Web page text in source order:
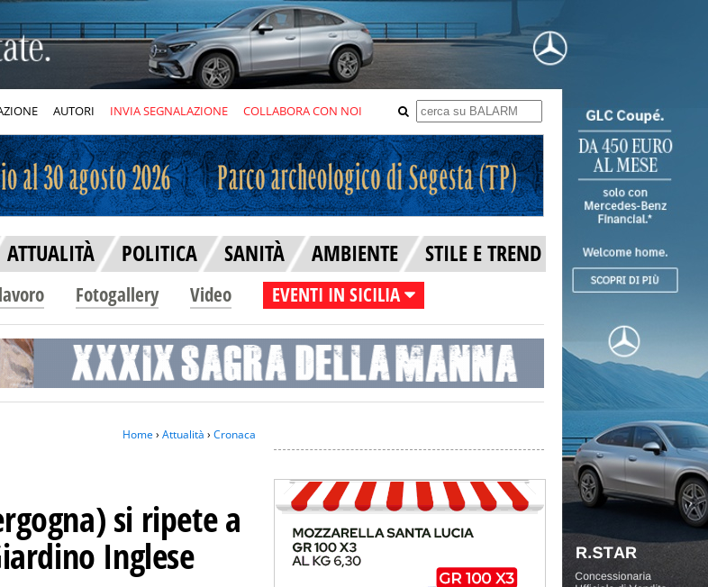
AUTORI INVIA SEGNALAZIONE COLLABORA CON NOI
ATTUALITÀ POLITICA SANITÀ AMBIENTE STILE E TREND
Fotogallery Video EVENTI IN SICILIA
Home› Attualità › Cronaca
si ripete a
Inglese